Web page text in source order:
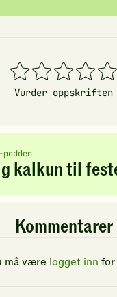
1
stjerner
2
stjerner
3
stjerner
4
stjerner
5
Vurder oppskriften
kalkun til
Kommentarer
må være logget inn for